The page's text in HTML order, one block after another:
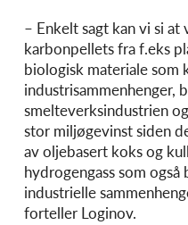
– Enkelt sagt kan vi si at
karbonpellets fra f.eks
biologisk materiale som
industrisammenhenger,
smelteverksindustrien
stor miljøgevinst siden
av oljebasert koks og
hydrogengass som
industrielle
forteller Loginov.